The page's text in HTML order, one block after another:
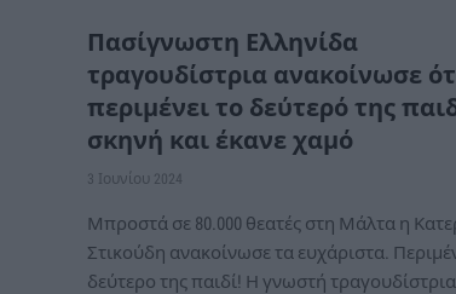
Πασίγνωστη Ελληνίδα
τραγουδίστρια ανακοίνωσε
περιμένει το δεύτερό της
σκηνή και έκανε χαμό
3 Ιουνίου 2024
Μπροστά σε 80.000 θεατές στη Μάλτα η
Στικούδη ανακοίνωσε τα ευχάριστα.
δεύτερο της παιδί! Η γνωστή